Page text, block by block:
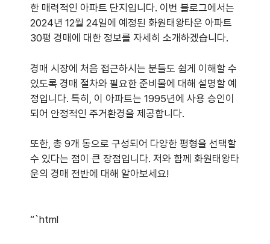
한 매력적인 아파트 단지입니다. 이번 블로그에서는
2024년 12월 24일에 예정된 화원태왕타운 아파트
30평 경매에 대한 정보를 자세히 소개하겠습니다.
경매 시장에 처음 접근하시는 분들도 쉽게 이해할 수
있도록 경매 절차와 필요한 준비물에 대해 설명할 예
정입니다. 특히, 이 아파트는 1995년에 사용 승인이
되어 안정적인 주거환경을 제공합니다.
또한, 총 9개 동으로 구성되어 다양한 평형을 선택할
수 있다는 점이 큰 장점입니다. 저와 함께 화원태왕타
운의 경매 전반에 대해 알아보세요!
“`html